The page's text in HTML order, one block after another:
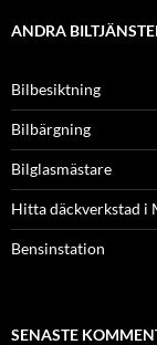
ANDRA
Bilbesiktning
Bilbärgning
Bilglasmästare
Hitta däckverkstad i
Bensinstation
SENASTE